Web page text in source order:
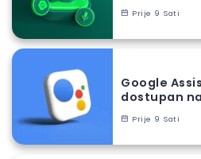
Prije 9 Sati
Google
dostupan
Prije 9 Sati